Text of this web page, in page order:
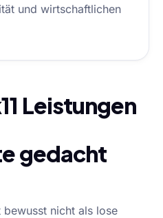
und wirtschaftlichen
Leistungen
gedacht
nicht als lose